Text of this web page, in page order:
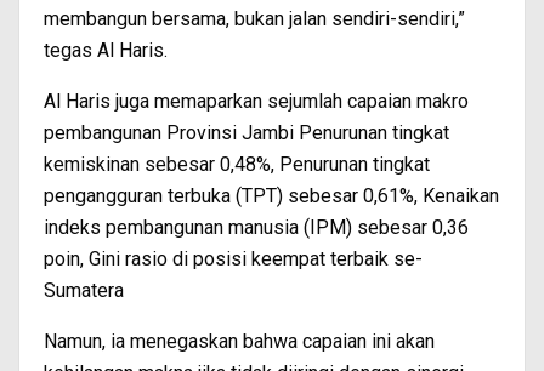
membangun bersama, bukan jalan sendiri-sendiri,”
tegas Al Haris.
Al Haris juga memaparkan sejumlah capaian makro
pembangunan Provinsi Jambi Penurunan tingkat
kemiskinan sebesar 0,48%, Penurunan tingkat
pengangguran terbuka (TPT) sebesar 0,61%, Kenaikan
indeks pembangunan manusia (IPM) sebesar 0,36
poin, Gini rasio di posisi keempat terbaik se-
Sumatera
Namun, ia menegaskan bahwa capaian ini akan